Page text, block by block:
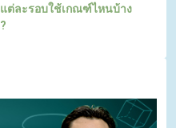
แต่ละรอบใช้เกณฑ์ไหนบ้าง
?